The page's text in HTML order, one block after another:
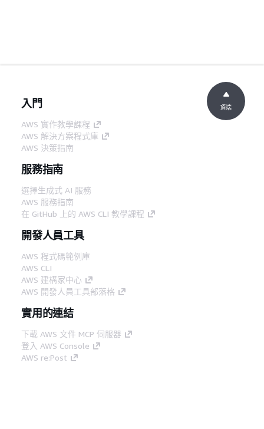
入門
AWS 實作教學課程
AWS 解決方案程式庫
AWS 決策指南
服務指南
選擇生成式 AI 服務
AWS 服務指南
在 GitHub 上的 AWS CLI 教學課程
開發人員工具
AWS 程式碼範例庫
AWS CLI
AWS 建構家中心
AWS 開發人員工具部落格
實用的連結
下載 AWS 文件 MCP 伺服器
登入 AWS Console
AWS re:Post
頂端